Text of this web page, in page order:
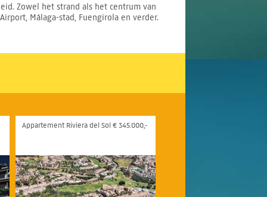
Zowel het strand als het centrum van
Málaga-stad, Fuengirola en verder.
Appartement Riviera del Sol € 345.000,-